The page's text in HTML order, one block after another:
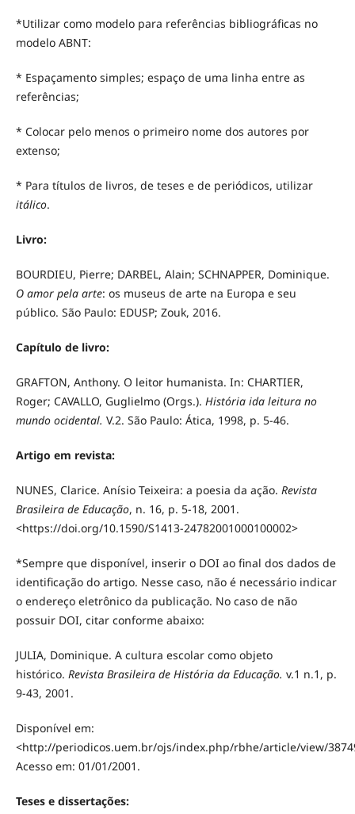
*Utilizar como modelo para referências bibliográficas no
modelo ABNT:
* Espaçamento simples; espaço de uma linha entre as
referências;
* Colocar pelo menos o primeiro nome dos autores por
extenso;
* Para títulos de livros, de teses e de periódicos, utilizar
itálico.
Livro:
BOURDIEU, Pierre; DARBEL, Alain; SCHNAPPER, Dominique.
O amor pela arte: os museus de arte na Europa e seu
público. São Paulo: EDUSP; Zouk, 2016.
Capítulo de livro:
GRAFTON, Anthony. O leitor humanista. In: CHARTIER,
Roger; CAVALLO, Guglielmo (Orgs.). História ida leitura no
mundo ocidental. V.2. São Paulo: Ática, 1998, p. 5-46.
Artigo em revista:
NUNES, Clarice. Anísio Teixeira: a poesia da ação. Revista
Brasileira de Educação, n. 16, p. 5-18, 2001.
<https://doi.org/10.1590/S1413-24782001000100002>
*Sempre que disponível, inserir o DOI ao final dos dados de
identificação do artigo. Nesse caso, não é necessário indicar
o endereço eletrônico da publicação. No caso de não
possuir DOI, citar conforme abaixo:
JULIA, Dominique. A cultura escolar como objeto
histórico. Revista Brasileira de História da Educação. v.1 n.1, p.
9-43, 2001.
Disponível em:
<http://periodicos.uem.br/ojs/index.php/rbhe/article/view/
Acesso em: 01/01/2001.
Teses e dissertações: